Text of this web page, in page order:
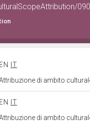
EN
IT
di ambito
EN
IT
di ambito